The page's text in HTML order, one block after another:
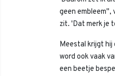
geen embleem'',
zit. 'Dat merk je
Meestal krijgt hij
word ook vaak
een beetje